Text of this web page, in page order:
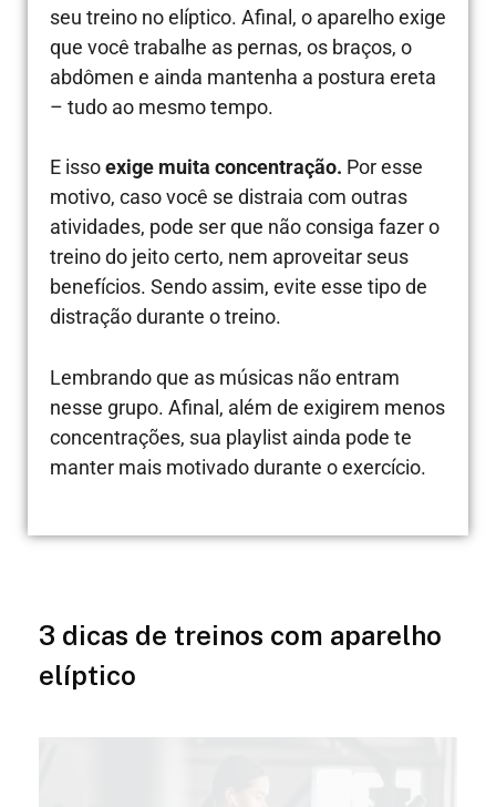
seu treino no elíptico. Afinal, o aparelho exige
que você trabalhe as pernas, os braços, o
abdômen e ainda mantenha a postura ereta
– tudo ao mesmo tempo.
E issoexige muita concentração. Por esse
motivo, caso você se distraia com outras
atividades, pode ser que não consiga fazer o
treino do jeito certo, nem aproveitar seus
benefícios. Sendo assim, evite esse tipo de
distração durante o treino.
Lembrando que as músicas não entram
nesse grupo. Afinal, além de exigirem menos
concentrações, sua playlist ainda pode te
manter mais motivado durante o exercício.
3 dicas de treinos com aparelho
elíptico